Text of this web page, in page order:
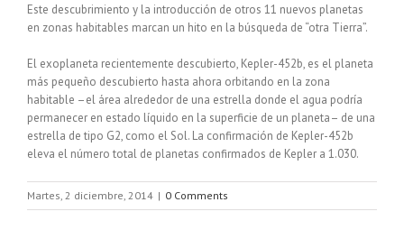
Este descubrimiento y la introducción de otros 11 nuevos planetas
en zonas habitables marcan un hito en la búsqueda de “otra Tierra”.
El exoplaneta recientemente descubierto, Kepler-452b, es el planeta
más pequeño descubierto hasta ahora orbitando en la zona
habitable –el área alrededor de una estrella donde el agua podría
permanecer en estado líquido en la superficie de un planeta– de una
estrella de tipo G2, como el Sol. La confirmación de Kepler-452b
eleva el número total de planetas confirmados de Kepler a 1.030.
Martes, 2 diciembre, 2014 | 0 Comments